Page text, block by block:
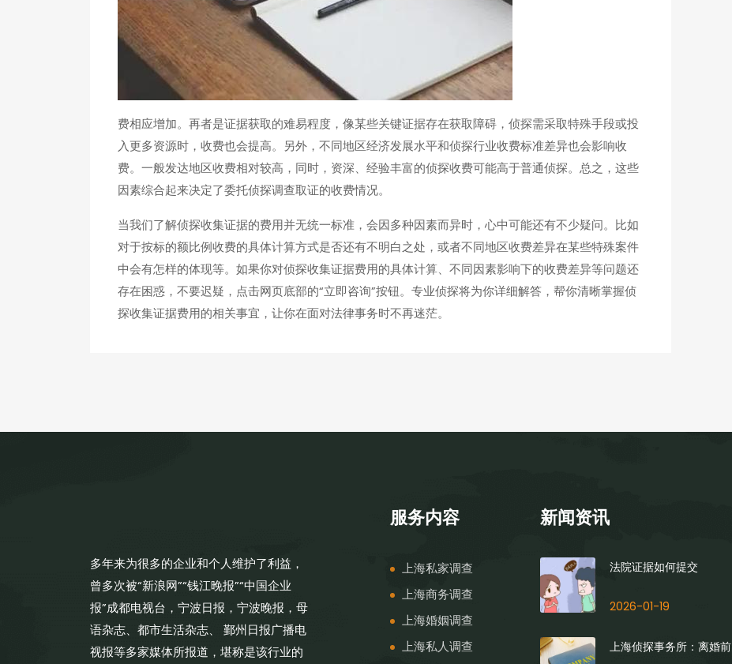
费相应增加。再者是证据获取的难易程度，像某些关键证据存在获取障碍，侦探需采取特殊手段或投
入更多资源时，收费也会提高。另外，不同地区经济发展水平和侦探行业收费标准差异也会影响收
费。一般发达地区收费相对较高，同时，资深、经验丰富的侦探收费可能高于普通侦探。总之，这些
因素综合起来决定了委托侦探调查取证的收费情况。
当我们了解侦探收集证据的费用并无统一标准，会因多种因素而异时，心中可能还有不少疑问。比如
对于按标的额比例收费的具体计算方式是否还有不明白之处，或者不同地区收费差异在某些特殊案件
中会有怎样的体现等。如果你对侦探收集证据费用的具体计算、不同因素影响下的收费差异等问题还
存在困惑，不要迟疑，点击网页底部的“立即咨询”按钮。专业侦探将为你详细解答，帮你清晰掌握侦
探收集证据费用的相关事宜，让你在面对法律事务时不再迷茫。
多年来为很多的企业和个人维护了利益，
曾多次被“新浪网”“钱江晚报”“中国企业
报”成都电视台，宁波日报，宁波晚报，母
语杂志、都市生活杂志、 鄞州日报广播电
视报等多家媒体所报道，堪称是该行业的
服务内容
上海私家调查
上海商务调查
上海婚姻调查
上海私人调查
新闻资讯
法院证据如何提交
2026-01-19
上海侦探事务所：离婚